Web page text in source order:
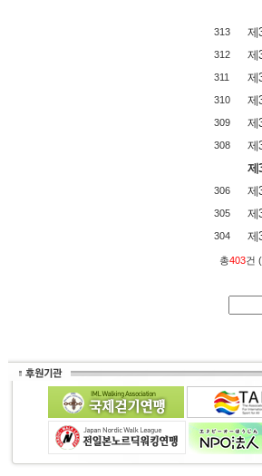
313 제
312 제
311 제
310 제
309 제
308 제
제
306 제
305 제
304 제
총403건 (